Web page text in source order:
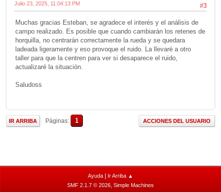
#3
Julio 23, 2025, 11:04:13 PM
Muchas gracias Esteban, se agradece el interés y el análisis de
campo realizado. Es posible que cuando cambiarán los retenes de
horquilla, no centrarán correctamente la rueda y se quedara
ladeada ligeramente y eso provoque el ruido. La llevaré a otro
taller para que la centren para ver si desaparece el ruido,
actualizaré la situación.
Saludoss
IR ARRIBA Páginas 1 ACCIONES DEL USUARIO
Ayuda
Ir Arriba ▲
SMF 2.1.7 © 2026, Simple Machines